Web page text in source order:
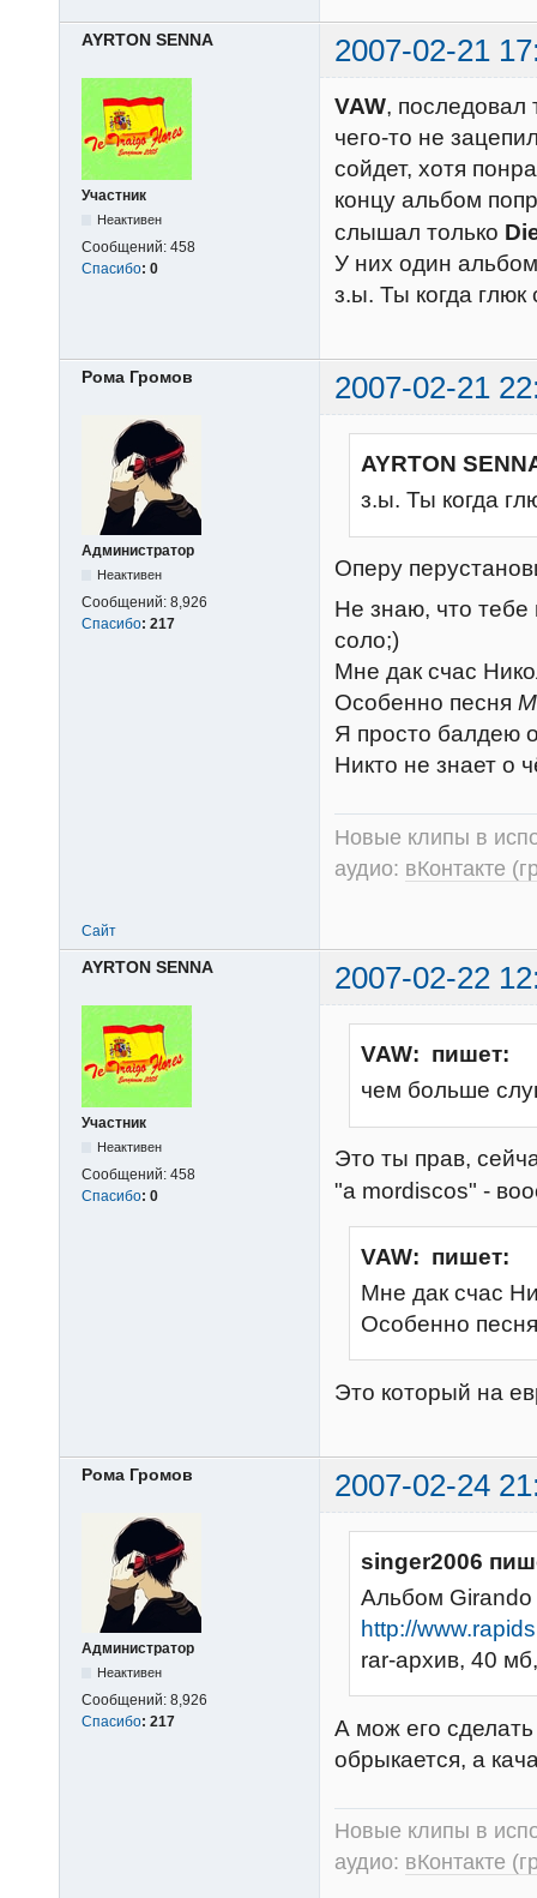
AYRTON SENNA 2007-02-21
Участник
Неактивен
Сообщений: 458
Спасибо: 0
VAW, последовал
чего-то не
сойдет, хотя
концу альбом
слышал только
У них один
з.ы. Ты когда
Рома Громов 2007-02-21
Администратор
Неактивен
Сообщений: 8,926
Спасибо: 217
AYRTON
з.ы. Ты когда
Оперу
Не знаю, что тебе
соло;)
Мне дак счас
Особенно песня
Я просто балдею
Никто не знает о
Новые клипы в
аудио: вКонтакте
Сайт
AYRTON SENNA 2007-02-22
Участник
Неактивен
Сообщений: 458
Спасибо: 0
VAW: пишет:
чем больше
Это ты прав,
"a mordiscos" -
VAW: пишет:
Мне дак счас
Особенно
Это который на
Рома Громов 2007-02-24
Администратор
Неактивен
Сообщений: 8,926
Спасибо: 217
singer2006
Альбом Girando
http://
rar-архив, 40
А мож его сделать
обрыкается, а
Новые клипы в
аудио: вКонтакте